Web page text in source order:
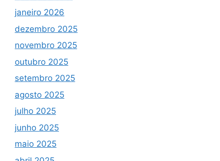
janeiro 2026
dezembro 2025
novembro 2025
outubro 2025
setembro 2025
agosto 2025
julho 2025
junho 2025
maio 2025